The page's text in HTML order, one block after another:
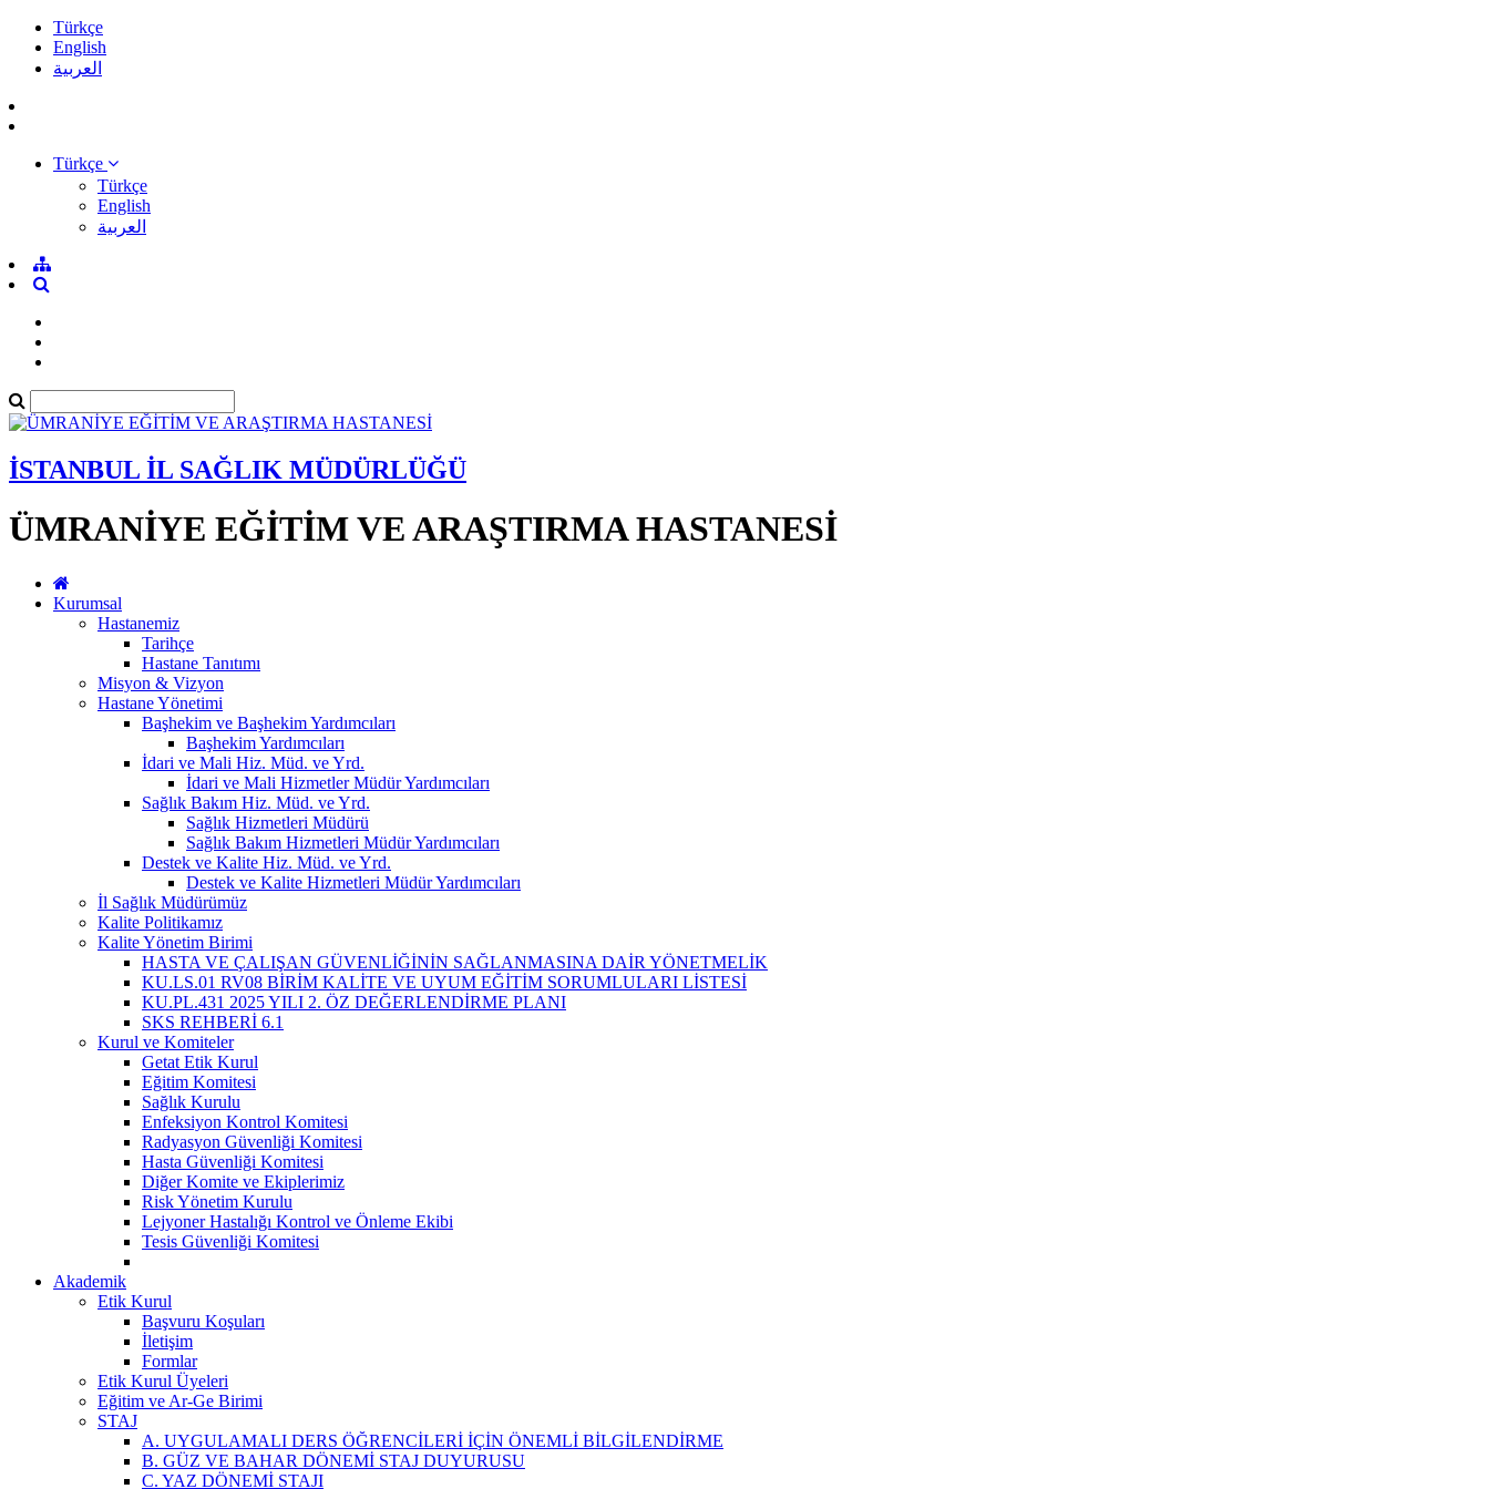
Türkçe
English
العربية
Türkçe
Türkçe
English
العربية
İSTANBUL İL SAĞLIK MÜDÜRLÜĞÜ
ÜMRANİYE EĞİTİM VE ARAŞTIRMA HASTANESİ
Kurumsal
Hastanemiz
Tarihçe
Hastane Tanıtımı
Misyon & Vizyon
Hastane Yönetimi
Başhekim ve Başhekim Yardımcıları
Başhekim Yardımcıları
İdari ve Mali Hiz. Müd. ve Yrd.
İdari ve Mali Hizmetler Müdür Yardımcıları
Sağlık Bakım Hiz. Müd. ve Yrd.
Sağlık Hizmetleri Müdürü
Sağlık Bakım Hizmetleri Müdür Yardımcıları
Destek ve Kalite Hiz. Müd. ve Yrd.
Destek ve Kalite Hizmetleri Müdür Yardımcıları
İl Sağlık Müdürümüz
Kalite Politikamız
Kalite Yönetim Birimi
HASTA VE ÇALIŞAN GÜVENLİĞİNİN SAĞLANMASINA DAİR YÖNETMELİK
KU.LS.01 RV08 BİRİM KALİTE VE UYUM EĞİTİM SORUMLULARI LİSTESİ
KU.PL.431 2025 YILI 2. ÖZ DEĞERLENDİRME PLANI
SKS REHBERİ 6.1
Kurul ve Komiteler
Getat Etik Kurul
Eğitim Komitesi
Sağlık Kurulu
Enfeksiyon Kontrol Komitesi
Radyasyon Güvenliği Komitesi
Hasta Güvenliği Komitesi
Diğer Komite ve Ekiplerimiz
Risk Yönetim Kurulu
Lejyoner Hastalığı Kontrol ve Önleme Ekibi
Tesis Güvenliği Komitesi
Akademik
Etik Kurul
Başvuru Koşuları
İletişim
Formlar
Etik Kurul Üyeleri
Eğitim ve Ar-Ge Birimi
STAJ
A. UYGULAMALI DERS ÖĞRENCİLERİ İÇİN ÖNEMLİ BİLGİLENDİRME
B. GÜZ VE BAHAR DÖNEMİ STAJ DUYURUSU
C. YAZ DÖNEMİ STAJI